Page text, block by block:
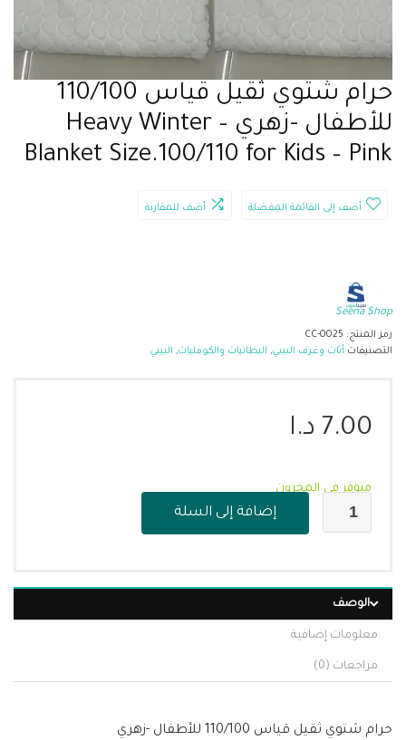
حرام شتوي ثقيل قياس 110/100
للأطفال -زهري – Heavy Winter
Blanket Size.100/110 for Kids – Pink
أضف إلى القائمة المفضلة أضف للمقارنة
Seena Shop
رمز المنتج: CC-0025
التصنيفات أثاث وغرف البيبي, البطانيات والكوفليات, البيبي
7.00 د.ا
متوفر في المخزون
إضافة إلى السلة
الوصف
معلومات إضافية
مراجعات (0)
حرام شتوي ثقيل قياس 110/100 للأطفال -زهري